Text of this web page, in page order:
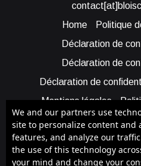
Home
Politique
Déclaration de
Déclaration de
Déclaration de
Mentions légales
Cookie Policy (AUS)
Qui sommes-nous ?
Bénéficier
We and our partners use
site to personalize content and
features, and analyze our
the use of this technology
your mind and change your